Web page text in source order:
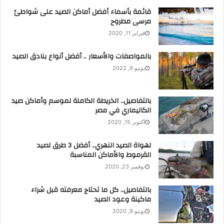
حبتين من العنب ويبتعد، ثم يحوم مرة أخرى مبتلعًا السنار وبقية
العنب؛ فعليك الصبر.
ثالثًا: صيد القراميط
باستخدامالمصران
قائمة بأسماء أفضل أماكن الصيد على شواطئ
مرسى مطروح
فبراير 11, 2020
بالمواصفات والأسعار .. أفضل أنواع بنادق الصيد
يونيو 9, 2022
بالتفاصيل.. الخريطة الكاملة لموسم وأماكن صيد
الكاليماري في مصر
أكتوبر 15, 2020
لهواة الصيد النهري.. أفضل 3 طرق لصيد
القرموط والأماكن المناسبة
نوفمبر 23, 2020
بالتفاصيل.. كل ما تحتاج معرفته قبل شراء
ماكينة وعود الصيد
يونيو 9, 2020